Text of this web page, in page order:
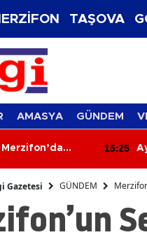
TAŞOVA
AMASYA GÜNDEM
15:25
Gazetesi GÜNDEM